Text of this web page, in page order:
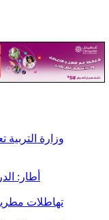
وزارة
أطار:
تهاطلات